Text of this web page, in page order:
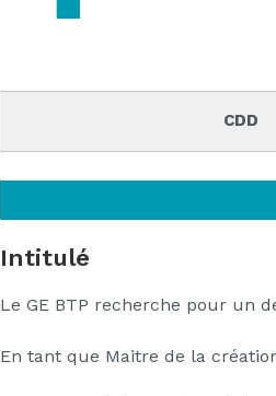
CDD
Intitulé
Le GE BTP recherche pour un
En tant que Maitre de la